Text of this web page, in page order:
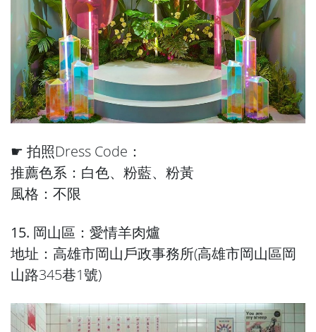
☛ 拍照Dress Code：
推薦色系：白色、粉藍、粉黃
風格：不限
15. 岡山區：愛情羊肉爐
地址：高雄市岡山戶政事務所(高雄市岡山區岡
山路345巷1號)